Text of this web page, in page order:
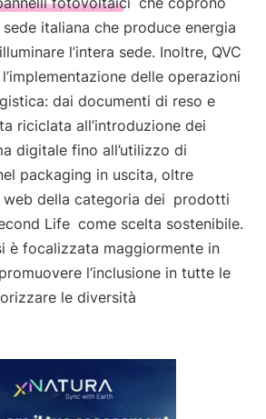
italiana che produce energia
l’intera sede. Inoltre, QVC
delle operazioni
dai documenti di reso e
riciclata all’introduzione dei
digitale fino all’utilizzo di
packaging in uscita, oltre
web della categoria dei prodotti
Life come scelta sostenibile.
è focalizzata maggiormente in
promuovere l’inclusione in tutte le
le diversità